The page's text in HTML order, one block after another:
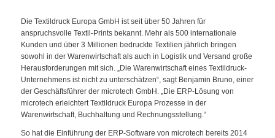
Die Textildruck Europa GmbH ist seit über 50 Jahren für
anspruchsvolle Textil-Prints bekannt. Mehr als 500 internationale
Kunden und über 3 Millionen bedruckte Textilien jährlich bringen
sowohl in der Warenwirtschaft als auch in Logistik und Versand große
Herausforderungen mit sich. „Die Warenwirtschaft eines Textildruck-
Unternehmens ist nicht zu unterschätzen“, sagt Benjamin Bruno, einer
der Geschäftsführer der microtech GmbH. „Die ERP-Lösung von
microtech erleichtert Textildruck Europa Prozesse in der
Warenwirtschaft, Buchhaltung und Rechnungsstellung.“
So hat die Einführung der ERP-Software von microtech bereits 2014